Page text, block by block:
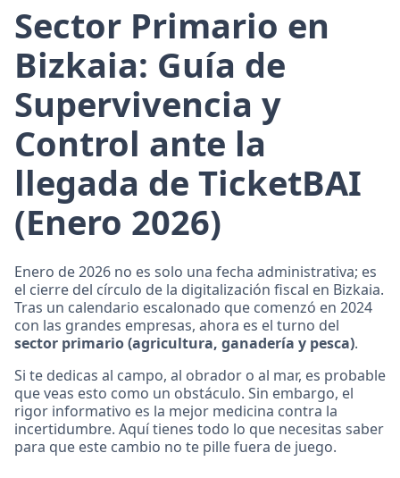
Sector Primario en
Bizkaia: Guía de
Supervivencia y
Control ante la
llegada de TicketBAI
(Enero 2026)
Enero de 2026 no es solo una fecha administrativa; es
el cierre del círculo de la digitalización fiscal en Bizkaia.
Tras un calendario escalonado que comenzó en 2024
con las grandes empresas, ahora es el turno del
sector primario (agricultura, ganadería y pesca).
Si te dedicas al campo, al obrador o al mar, es probable
que veas esto como un obstáculo. Sin embargo, el
rigor informativo es la mejor medicina contra la
incertidumbre. Aquí tienes todo lo que necesitas saber
para que este cambio no te pille fuera de juego.